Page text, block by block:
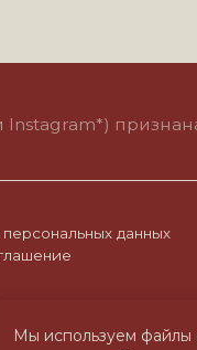
Мы используем файлы